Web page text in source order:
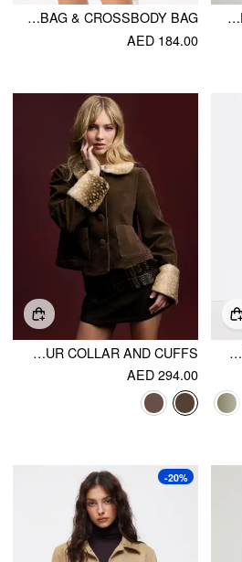
SUEDE COLLAR LONG SLEEVE ZIP THROUGH JACKET
QUILTED VANITY HANDBAG & CROSSBODY BAG
AED 184.00
TURTLENECK BELTED BOWKNOT KNITTED MAXI DRESS
SUEDE PETER PAN COLLAR JACKET WITH DETACHABLE DEER FAUX FUR COLLAR AND CUFFS
AED 294.00
-20%